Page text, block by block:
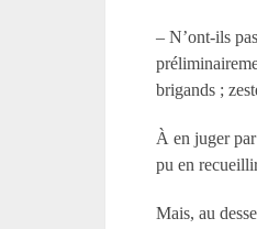
– N’ont-ils
brigands ;
À en juger
pu en
Mais, au